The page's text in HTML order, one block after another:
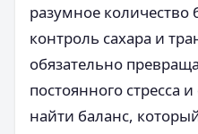
разумное количество
контроль сахара и
обязательно
постоянного стресса
найти баланс,